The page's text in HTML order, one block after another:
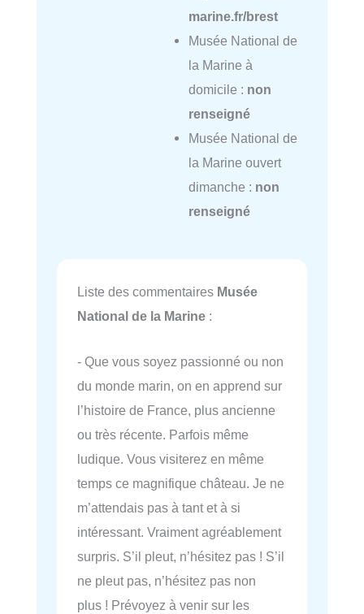
marine.fr/brest
Musée National de
la Marine à
domicile : non
renseigné
Musée National de
la Marine ouvert
dimanche : non
renseigné
Liste des commentaires Musée
National de la Marine :
- Que vous soyez passionné ou non
du monde marin, on en apprend sur
l’histoire de France, plus ancienne
ou très récente. Parfois même
ludique. Vous visiterez en même
temps ce magnifique château. Je ne
m’attendais pas à tant et à si
intéressant. Vraiment agréablement
surpris. S’il pleut, n’hésitez pas ! S’il
ne pleut pas, n’hésitez pas non
plus ! Prévoyez à venir sur les